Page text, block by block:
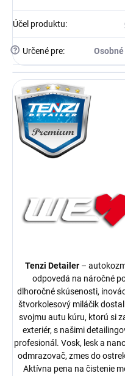
Účel produktu:
? Určené pre:
Tenzi Detailer–
odpovedá na náročné
dlhoročné skúsenosti,
štvorkolesový miláčik
svojmu autu kúru, ktorú si
exteriér, s našimi
profesionál. Vosk, lesk a
odmrazovač, zmes do
Aktívna pena na čistenie